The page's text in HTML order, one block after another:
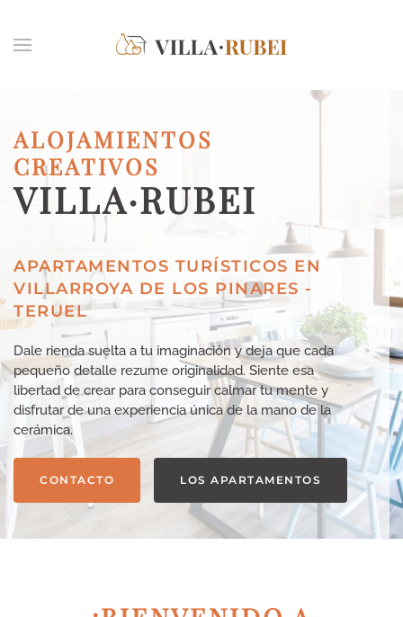
Skip to main content
ALOJAMIENTOS
CREATIVOS
VILLA·RUBEI
APARTAMENTOS TURÍSTICOS EN
VILLARROYA DE LOS PINARES -
TERUEL
Dale rienda suelta a tu imaginación y deja que cada
pequeño detalle rezume originalidad. Siente esa
libertad de crear para conseguir calmar tu mente y
disfrutar de una experiencia única de la mano de la
cerámica.
CONTACTO LOS APARTAMENTOS